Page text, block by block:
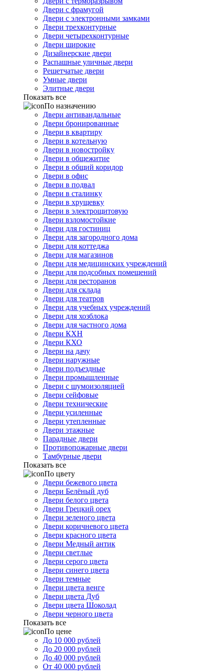
Двери с фрамугой
Двери с электронными замками
Двери трехконтурные
Двери четырехконтурные
Двери широкие
Дизайнерские двери
Распашные уличные двери
Решетчатые двери
Умные двери
Элитные двери
Показать все
По назначению
Двери антивандальные
Двери бронированные
Двери в квартиру
Двери в котельную
Двери в новостройку
Двери в общежитие
Двери в общий коридор
Двери в офис
Двери в подвал
Двери в сталинку
Двери в хрущевку
Двери в электрощитовую
Двери взломостойкие
Двери для гостиниц
Двери для загородного дома
Двери для коттеджа
Двери для магазинов
Двери для медицинских учреждений
Двери для подсобных помещений
Двери для ресторанов
Двери для склада
Двери для театров
Двери для учебных учреждений
Двери для хозблока
Двери для частного дома
Двери КХН
Двери КХО
Двери на дачу
Двери наружные
Двери подъездные
Двери промышленные
Двери с шумоизоляцией
Двери сейфовые
Двери технические
Двери усиленные
Двери утепленные
Двери этажные
Парадные двери
Противопожарные двери
Тамбурные двери
Показать все
По цвету
Двери бежевого цвета
Двери Белёный дуб
Двери белого цвета
Двери Грецкий орех
Двери зеленого цвета
Двери коричневого цвета
Двери красного цвета
Двери Медный антик
Двери светлые
Двери серого цвета
Двери синего цвета
Двери темные
Двери цвета венге
Двери цвета Дуб
Двери цвета Шоколад
Двери черного цвета
Показать все
По цене
До 10 000 рублей
До 20 000 рублей
До 40 000 рублей
От 40 000 рублей